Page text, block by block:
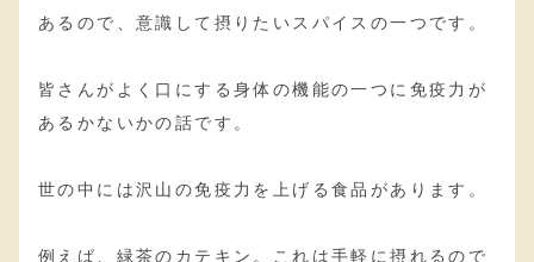
あるので、意識して摂りたいスパイスの一つです。
皆さんがよく口にする身体の機能の一つに免疫力が
あるかないかの話です。
世の中には沢山の免疫力を上げる食品があります。
例えば、緑茶のカテキン。これは手軽に摂れるので